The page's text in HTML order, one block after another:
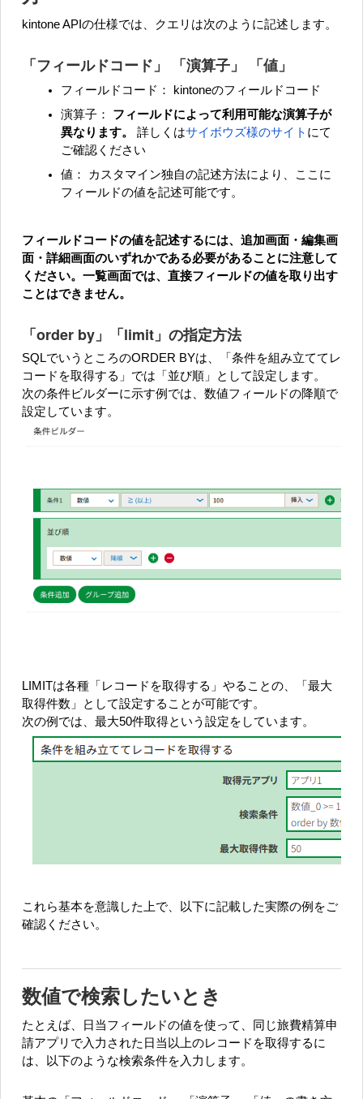
kintone APIの仕様では、クエリは次のように記述します。
「フィールドコード」 「演算子」 「値」
フィールドコード： kintoneのフィールドコード
演算子： フィールドによって利用可能な演算子が
異なります。 詳しくはサイボウズ様のサイト にて
ご確認ください
値： カスタマイン独自の記述方法により、ここに
フィールドの値を記述可能です。
フィールドコードの値を記述するには、追加画面・編集画
面・詳細画面のいずれかである必要があることに注意して
ください。一覧画面では、直接フィールドの値を取り出す
ことはできません。
「order by」「limit」の指定方法
SQLでいうところのORDER BYは、「条件を組み立ててレ
コードを取得する」では「並び順」として設定します。
次の条件ビルダーに示す例では、数値フィールドの降順で
設定しています。
LIMITは各種「レコードを取得する」やることの、「最大
取得件数」として設定することが可能です。
次の例では、最大50件取得という設定をしています。
これら基本を意識した上で、以下に記載した実際の例をご
確認ください。
数値で検索したいとき
たとえば、日当フィールドの値を使って、同じ旅費精算申
請アプリで入力された日当以上のレコードを取得するに
は、以下のような検索条件を入力します。